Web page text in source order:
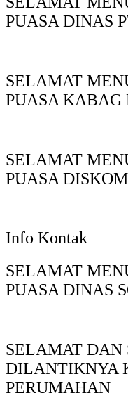
PUASA DINAS
SELAMAT
PUASA KABAG
SELAMAT
PUASA
Info Kontak
SELAMAT
PUASA DINAS
SELAMAT DAN
DILANTIKNYA
PERUMAHAN